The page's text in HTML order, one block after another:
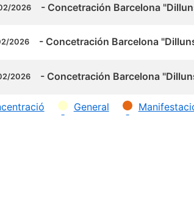
2026 - Concetración Barcelona
2026 - Concetración Barcelona
2026 - Concetración Barcelona
General